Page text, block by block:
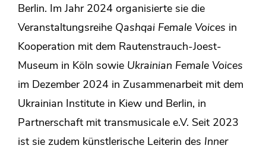
Berlin. Im Jahr 2024 organisierte sie die
Veranstaltungsreihe Qashqai Female Voices in
Kooperation mit dem Rautenstrauch-Joest-
Museum in Köln sowie Ukrainian Female Voices
im Dezember 2024 in Zusammenarbeit mit dem
Ukrainian Institute in Kiew und Berlin, in
Partnerschaft mit transmusicale e.V. Seit 2023
ist sie zudem künstlerische Leiterin des Inner